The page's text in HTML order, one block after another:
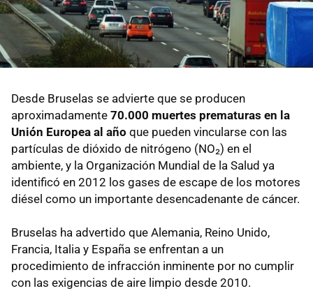
Desde Bruselas se advierte que se producen
aproximadamente 70.000 muertes prematuras en la
Unión Europea al año que pueden vincularse con las
partículas de dióxido de nitrógeno (NO₂) en el
ambiente, y la Organización Mundial de la Salud ya
identificó en 2012 los gases de escape de los motores
diésel como un importante desencadenante de cáncer.
Bruselas ha advertido que Alemania, Reino Unido,
Francia, Italia y España se enfrentan a un
procedimiento de infracción inminente por no cumplir
con las exigencias de aire limpio desde 2010.